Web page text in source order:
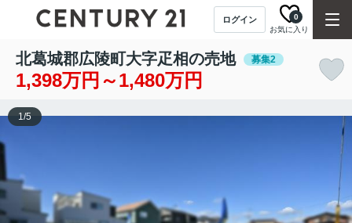
ログイン
お気に入り
0
北葛城郡広陵町大字疋相の売地 募集2
1,398万円～1,480万円
1/5